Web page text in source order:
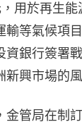
用於再生
輸等氣候項
資銀行簽署
新興市場的
金管局在制